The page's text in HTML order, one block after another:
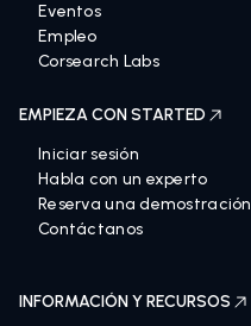
Eventos
Empleo
Corsearch Labs
EMPIEZA CON STARTED
Iniciar sesión
Habla con un experto
Reserva una demostración
Contáctanos
INFORMACIÓN Y RECURSOS